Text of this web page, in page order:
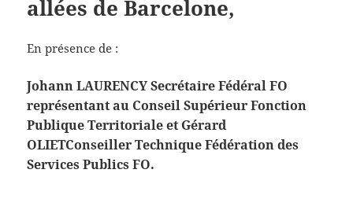
allées de Barcelone,
En présence de :
Johann LAURENCY Secrétaire Fédéral FO
représentant au Conseil Supérieur Fonction
Publique Territoriale et Gérard
OLIETConseiller Technique Fédération des
Services Publics FO.